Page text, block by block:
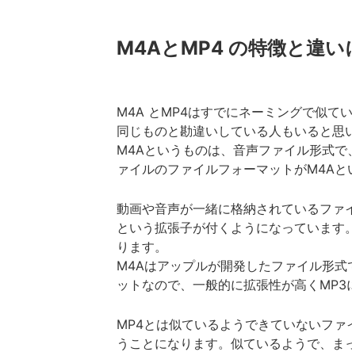
M4AとMP4 の特徴と違い
M4A とMP4はすでにネーミングで似て
同じものと勘違いしている人もいると思
M4Aというものは、音声ファイル形式
ァイルのファイルフォーマットがM4Aと
動画や音声が一緒に格納されているフ
という拡張子が付くようになっていま
ります。
M4Aはアップルが開発したファイル形
ットなので、一般的に拡張性が高く
MP4とは似ているようできていないフ
うことになります。似ているようで、